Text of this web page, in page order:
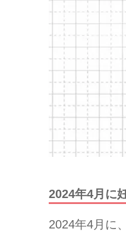
2024年4月に
2024年4月に